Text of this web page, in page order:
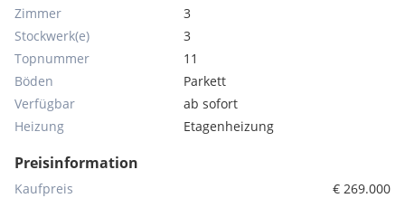
Zimmer
3
Stockwerk(e)
3
Topnummer
11
Böden
Parkett
Verfügbar
ab sofort
Heizung
Etagenheizung
Preisinformation
Kaufpreis
€ 269.000